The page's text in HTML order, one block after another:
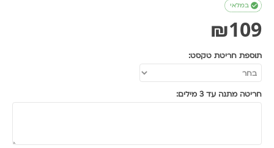
במלאי 
₪109
תוספת חריטת טקסט:
חריטה מתנה עד 3 מילים: